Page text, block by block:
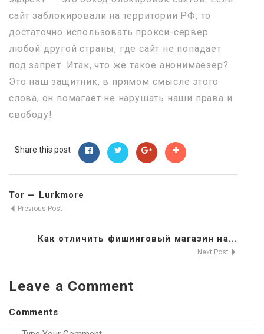
сайт заблокировали на территории РФ, то
достаточно использовать прокси-сервер
любой другой страны, где сайт не попадает
под запрет. Итак, что же такое анонимаезер?
Это наш защитник, в прямом смысле этого
слова, он помагает не нарушать наши права и
свободу!
Share this post
Tor — Lurkmore
Previous Post
Как отличить фишинговый магазин на...
Next Post
Leave a Comment
Comments